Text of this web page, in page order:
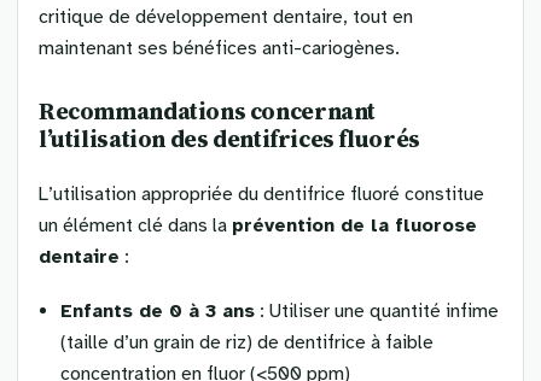
critique de développement dentaire, tout en
maintenant ses bénéfices anti-cariogènes.
Recommandations concernant
l’utilisation des dentifrices fluorés
L’utilisation appropriée du dentifrice fluoré constitue
un élément clé dans la prévention de la fluorose
dentaire :
Enfants de 0 à 3 ans : Utiliser une quantité infime
(taille d’un grain de riz) de dentifrice à faible
concentration en fluor (<500 ppm)